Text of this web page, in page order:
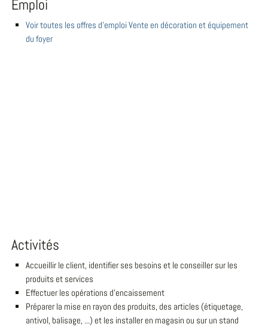
Emploi
Voir toutes les offres d'emploi Vente en décoration et équipement
du foyer
Activités
Accueillir le client, identifier ses besoins et le conseiller sur les
produits et services
Effectuer les opérations d'encaissement
Préparer la mise en rayon des produits, des articles (étiquetage,
antivol, balisage, ...) et les installer en magasin ou sur un stand